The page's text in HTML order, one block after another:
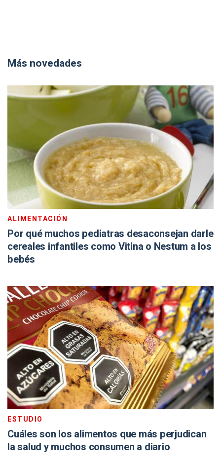
Más novedades
ALIMENTACIÓN
Por qué muchos pediatras desaconsejan darle
cereales infantiles como Vitina o Nestum a los
bebés
ESTUDIO
Cuáles son los alimentos que más perjudican
la salud y muchos consumen a diario